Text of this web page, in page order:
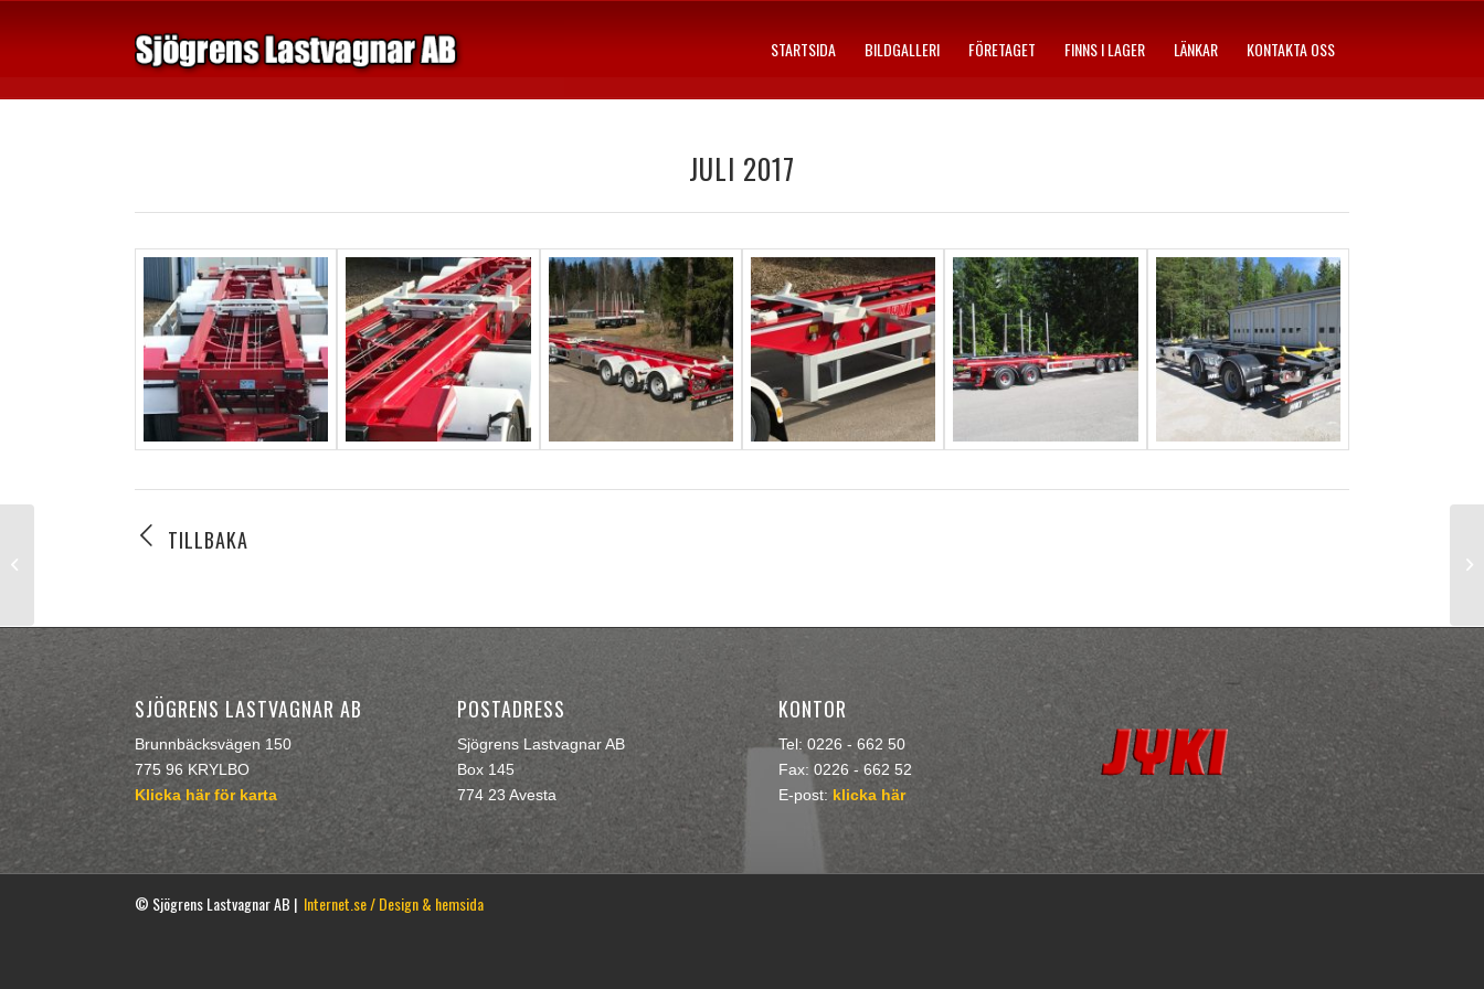
STARTSIDA BILDGALLERI FÖRETAGET FINNS I LAGER LÄNKAR KONTAKTA OSS
JULI 2017
TILLBAKA
SJÖGRENS LASTVAGNAR AB
Brunnbäcksvägen 150
775 96 KRYLBO
Klicka här för karta
POSTADRESS
Sjögrens Lastvagnar AB
Box 145
774 23 Avesta
KONTOR
Tel: 0226 - 662 50
Fax: 0226 - 662 52
E-post: klicka här
© Sjögrens Lastvagnar AB | Internet.se / Design & hemsida